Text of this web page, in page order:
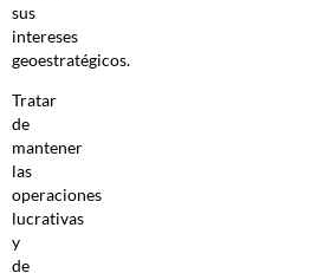
sus
intereses
geoestratégicos.
Tratar
de
mantener
las
operaciones
lucrativas
y
de